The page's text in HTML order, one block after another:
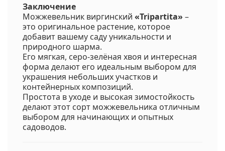
Заключение
Можжевельник виргинский «Tripartita» –
это оригинальное растение, которое
добавит вашему саду уникальности и
природного шарма.
Его мягкая, серо-зелёная хвоя и интересная
форма делают его идеальным выбором для
украшения небольших участков и
контейнерных композиций.
Простота в уходе и высокая зимостойкость
делают этот сорт можжевельника отличным
выбором для начинающих и опытных
садоводов.